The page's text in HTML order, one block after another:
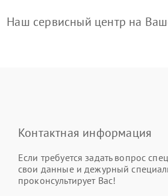
Наш сервисный центр на
Контактная информация
Если требуется задать вопрос
свои данные и дежурный
проконсультирует Вас!